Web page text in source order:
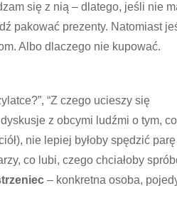
się z nią – dlatego, jeśli nie
pakować prezenty. Natomiast
Albo dlaczego nie kupować.
“Z czego ucieszy się
z obcymi ludźmi o tym,
nie lepiej byłoby spędzić parę
co lubi, czego chciałoby
– konkretna osoba,